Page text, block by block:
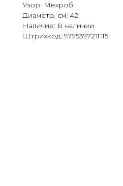
Узор: Мехроб
Диаметр, см: 42
Наличие: В наличии
Штрихкод: 9795397211115